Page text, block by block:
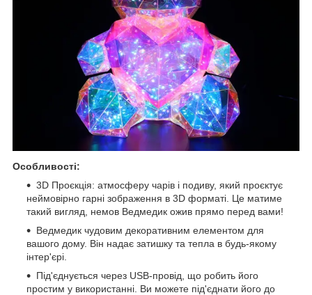
Особливості:
3D Проєкція: атмосферу чарів і подиву, який проєктує
неймовірно гарні зображення в 3D форматі. Це матиме
такий вигляд, немов Ведмедик ожив прямо перед вами!
Ведмедик чудовим декоративним елементом для
вашого дому. Він надає затишку та тепла в будь-якому
інтер'єрі.
Під'єднується через USB-провід, що робить його
простим у використанні. Ви можете під'єднати його до